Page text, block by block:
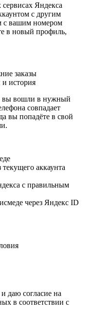
Яндекса
с другим
с вашим номером
в новый профиль,
заказы
история
вы вошли в нужный
совпадает
вы попадёте в свой
аккаунта
с правильным
через Яндекс ID
и даю согласие на
в соответствии с